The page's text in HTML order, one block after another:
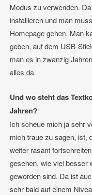
Modus zu verwenden.
installieren und man
Homepage gehen. Man
geben, auf dem USB-
man es in zwanzig
alles da.
Und wo steht das
Jahren?
Ich scheue mich ja sehr
mich traue zu sagen, ist,
weiter rasant
gesehen, wie viel besser
geworden sind. Da ist
sehr bald auf einem